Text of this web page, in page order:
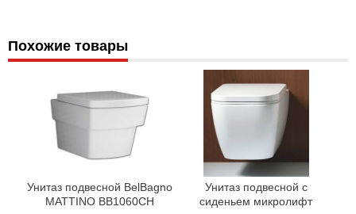
Похожие товары
Унитаз подвесной BelBagno
MATTINO BB1060CH
Унитаз подвесной с
сиденьем микролифт